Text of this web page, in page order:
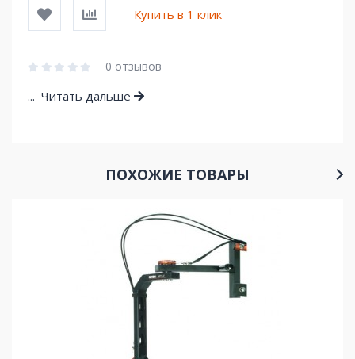
Купить в 1 клик
0 отзывов
... Читать дальше
ПОХОЖИЕ ТОВАРЫ